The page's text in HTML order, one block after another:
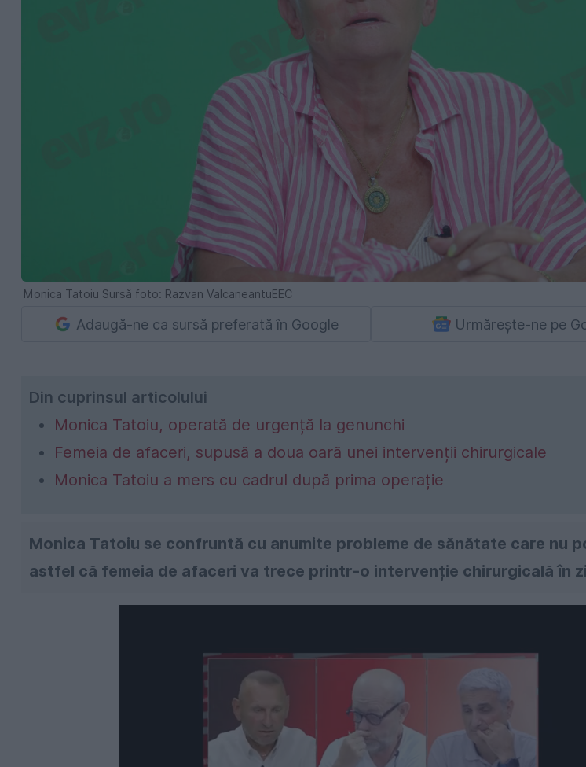
Monica Tatoiu Sursă foto: Razvan ValcaneantuEEC
Adaugă-ne ca sursă preferată în Google Urmărește-ne pe
Din cuprinsul articolului
Monica Tatoiu, operată de urgență la genunchi
Femeia de afaceri, supusă a doua oară unei intervenții chirurgicale
Monica Tatoiu a mers cu cadrul după prima operație
Monica Tatoiu se confruntă cu anumite probleme de sănătate care nu
astfel că femeia de afaceri va trece printr-o intervenție chirurgicală în